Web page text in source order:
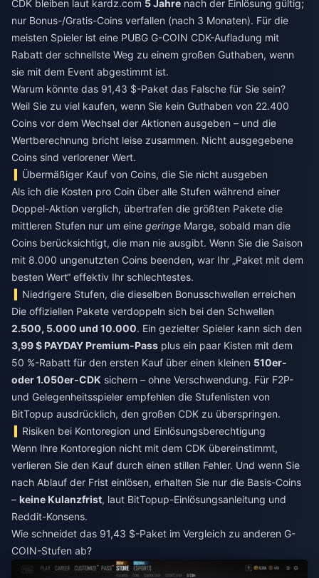
CDK bleiben laut kardz.com 5 Jahre nach der Einlösung gültig;
nur Bonus-/Gratis-Coins verfallen (nach 3 Monaten). Für die
meisten Spieler ist eine PUBG G-COIN CDK-Aufladung mit
Rabatt der schnellste Weg zu einem großen Guthaben, wenn
sie mit dem Event abgestimmt ist.
Warum könnte das 91,43 $-Paket das Falsche für Sie sein?
Weil Sie zu viel kaufen, wenn Sie kein Guthaben von 22.400
Coins vor dem Wechsel der Aktionen ausgeben – und die
Wertberechnung bricht leise zusammen. Nicht ausgegebene
Coins sind verlorener Wert.
Übermäßiger Kauf von Coins, die Sie nicht ausgeben
Als ich die Kosten pro Coin über alle Stufen während einer
Doppel-Aktion verglich, übertrafen die größten Pakete die
mittleren Stufen nur um eine geringe Marge, sobald man die
Coins berücksichtigt, die man nie ausgibt. Wenn Sie die Saison
mit 8.000 ungenutzten Coins beenden, war Ihr „Paket mit dem
besten Wert“ effektiv Ihr schlechtestes.
Niedrigere Stufen, die dieselben Bonusschwellen erreichen
Die offiziellen Pakete verdoppeln sich bei den Schwellen
2.500, 5.000 und 10.000. Ein gezielter Spieler kann sich den
3,99 $ PAYDAY Premium-Pass plus ein paar Kisten mit dem
50 %-Rabatt für den ersten Kauf über einen kleinen 510er-
oder 1.050er-CDK sichern – ohne Verschwendung. Für F2P-
und Gelegenheitsspieler empfehlen die Stufenlisten von
BitTopup ausdrücklich, den großen CDK zu überspringen.
Risiken bei Kontoregion und Einlösungsberechtigung
Wenn Ihre Kontoregion nicht mit dem CDK übereinstimmt,
verlieren Sie den Kauf durch einen stillen Fehler. Und wenn Sie
nach Ablauf der Frist einlösen, erhalten Sie nur die Basis-Coins
– keine Kulanzfrist, laut BitTopup-Einlösungsanleitung und
Reddit-Konsens.
Wie schneidet das 91,43 $-Paket im Vergleich zu anderen G-
COIN-Stufen ab?